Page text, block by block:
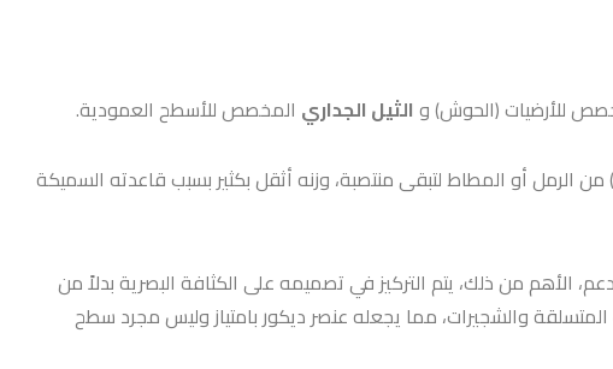
للأرضيات (الحوش) و الثيل الجداري المخصص للأسطح العمودية.
يُصنع ليتحمل الضغط العالي وحركة الأقدام المستمرة، تكون شعيراته غالبًا أطول ومدعمة بحشوات (Infill) من الرمل أو المطاط لتبقى منتصبة، وزنه أثقل بكثير بسبب قاعدته السميكة
الأهم من ذلك، يتم التركيز في تصميمه على الكثافة البصرية بدلاً من
والشجيرات، مما يجعله عنصر ديكور بامتياز وليس مجرد سطح